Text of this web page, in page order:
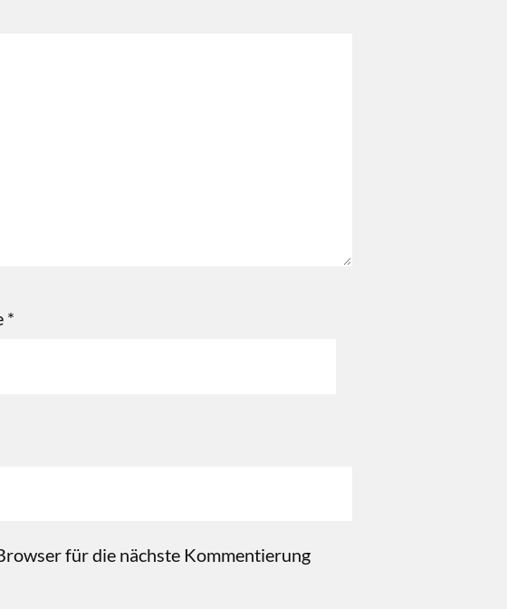
*
für die nächste Kommentierung